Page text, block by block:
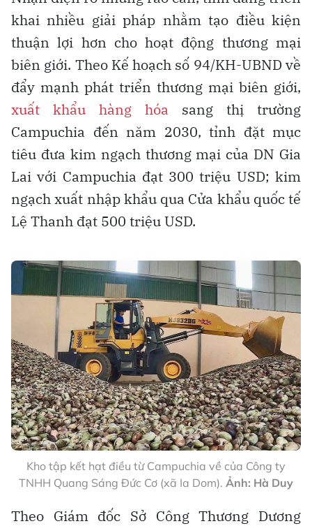
khai nhiều giải pháp nhằm tạo điều kiện
thuận lợi hơn cho hoạt động thương mại
biên giới. Theo Kế hoạch số 94/KH-UBND về
đẩy mạnh phát triển thương mại biên giới,
xuất khẩu hàng hóa sang thị trường
Campuchia đến năm 2030, tỉnh đặt mục
tiêu đưa kim ngạch thương mại của DN Gia
Lai với Campuchia đạt 300 triệu USD; kim
ngạch xuất nhập khẩu qua Cửa khẩu quốc tế
Lệ Thanh đạt 500 triệu USD.
Kho tập kết hạt điều từ Campuchia về của Công ty
TNHH Quang Sáng Đức Cơ (xã Ia Dom). Ảnh: Hà Duy
Theo Giám đốc Sở Công Thương Dương